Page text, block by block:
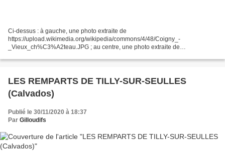
Ci-dessus : à gauche, une photo extraite de
https://upload.wikimedia.org/wikipedia/commons/4/48/Coigny_-
_Vieux_ch%C3%A2teau.JPG ; au centre, une photo extraite de
enseignement-
LES REMPARTS DE TILLY-SUR-SEULLES
(Calvados)
Publié le 30/11/2020 à 18:37
Par Gilloudifs